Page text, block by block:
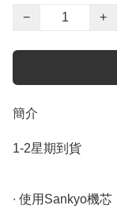
−
+
簡介
1-2星期到貨
∙ 使用Sankyo機芯